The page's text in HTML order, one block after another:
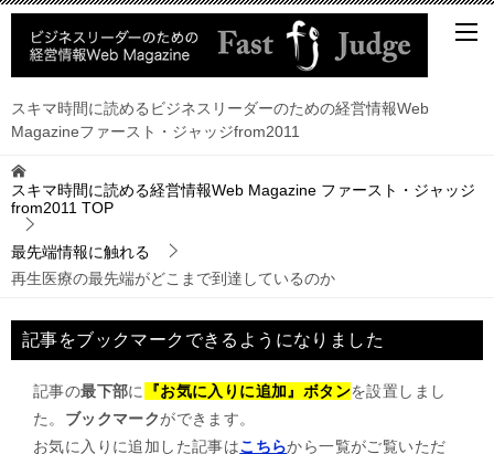
スキマ時間に読めるビジネスリーダーのための経営情報Web
Magazineファースト・ジャッジfrom2011
スキマ時間に読める経営情報Web Magazine ファースト・ジャッジ
from2011 TOP
最先端情報に触れる
再生医療の最先端がどこまで到達しているのか
記事をブックマークできるようになりました
記事の最下部に 『お気に入りに追加』ボタンを設置しまし
た。 ブックマークができます。
お気に入りに追加した記事はこちらから一覧がご覧いただ